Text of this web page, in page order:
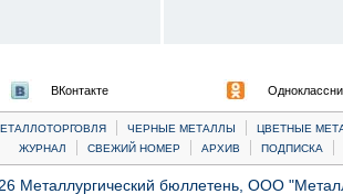
ВКонтакте
| ЧЕРНЫЕ МЕТАЛЛЫ |
ЦВЕТНЫЕ
ЖУРНАЛ
| СВЕЖИЙ НОМЕР | АРХИВ | ПОДПИСКА |
Металлургический бюллетень, ООО